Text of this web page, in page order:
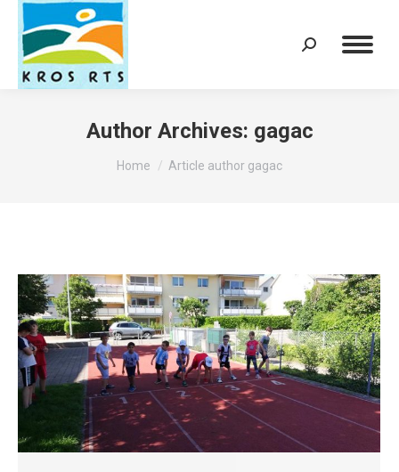
Search:
Author Archives: gagac
You are here:
Home Article author gagac